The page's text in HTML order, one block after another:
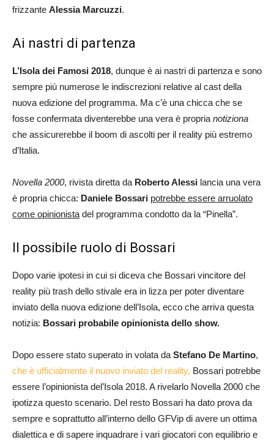
frizzante Alessia Marcuzzi.
Ai nastri di partenza
L’Isola dei Famosi 2018, dunque è ai nastri di partenza e sono
sempre più numerose le indiscrezioni relative al cast della
nuova edizione del programma. Ma c’è una chicca che se
fosse confermata diventerebbe una vera è propria notiziona
che assicurerebbe il boom di ascolti per il reality più estremo
d’Italia.
Novella 2000, rivista diretta da Roberto Alessi lancia una vera
è propria chicca: Daniele Bossari potrebbe essere arruolato
come opinionista del programma condotto da la “Pinella”.
Il possibile ruolo di Bossari
Dopo varie ipotesi in cui si diceva che Bossari vincitore del
reality più trash dello stivale era in lizza per poter diventare
inviato della nuova edizione dell’Isola, ecco che arriva questa
notizia: Bossari probabile opinionista dello show.
Dopo essere stato superato in volata da Stefano De Martino,
che è ufficialmente il nuovo inviato del reality, Bossari potrebbe
essere l’opinionista del’Isola 2018. A rivelarlo Novella 2000 che
ipotizza questo scenario. Del resto Bossari ha dato prova da
sempre e soprattutto all’interno dello GFVip di avere un ottima
dialettica e di sapere inquadrare i vari giocatori con equilibrio e